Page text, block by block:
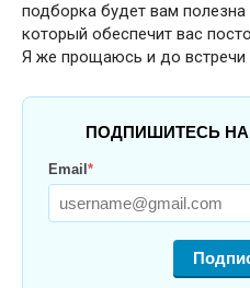
подборка будет вам
который обеспечит вас
Я же прощаюсь и до встречи
ПОДПИШИТЕСЬ
Email *